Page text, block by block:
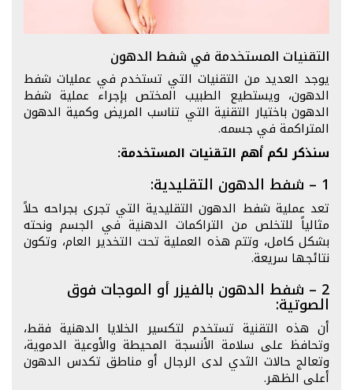
التقنيات المستخدمة في شفط الدهون
يوجد العديد من التقنيات التي تستخدم في عمليات شفط
الدهون، ويستطيع الطبيب المختص بإجراء عملية شفط
الدهون باختيار التقنية التي تناسب المريض وكمية الدهون
المتراكمة في جسمه.
سنذكر لكم أهم التقنيات المستخدمة:
1 – شفط الدهون التقليدية:
تعد عملية شفط الدهون التقليدية التي تجرى بجراحه حلاً
مثالياً للتخلص من التراكمات الدهنية في الجسم ونحته
بشكل كامل، وتتم هذه العملية تحت التخدير العام، وتكون
نتائجها سريعة.
2 – شفط الدهون بالفيزر أو الموجات فوق
الصوتية:
أن هذه التقنية تستخدم لتكسير الخلايا الدهنية فقط،
وتحافظ على سلامة الأنسجة المحيطة والأوعية الدموية،
وتعالج حالات الثدي لدى الرجال أو مناطق تكدس الدهون
أعلى الظهر.